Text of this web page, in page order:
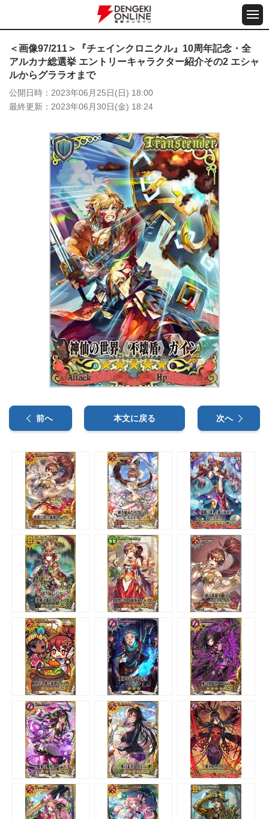
＜画像97/211＞『チェインクロニクル』10周年記念・全
アルカナ総選挙 エントリーキャラクター紹介その2 エシャ
ルからグララオまで
公開日時
2023年06月25日(日) 18:00
最終更新
2023年06月30日(金) 18:24
前へ 本文に戻る 次へ